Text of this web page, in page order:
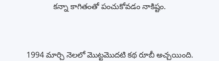
కన్నా కాగితంతో పంచుకోవడం నాకిష్టం.
1994 మార్చి నెలలో మొట్టమొదటి కథ రూబీ అచ్చయింది.